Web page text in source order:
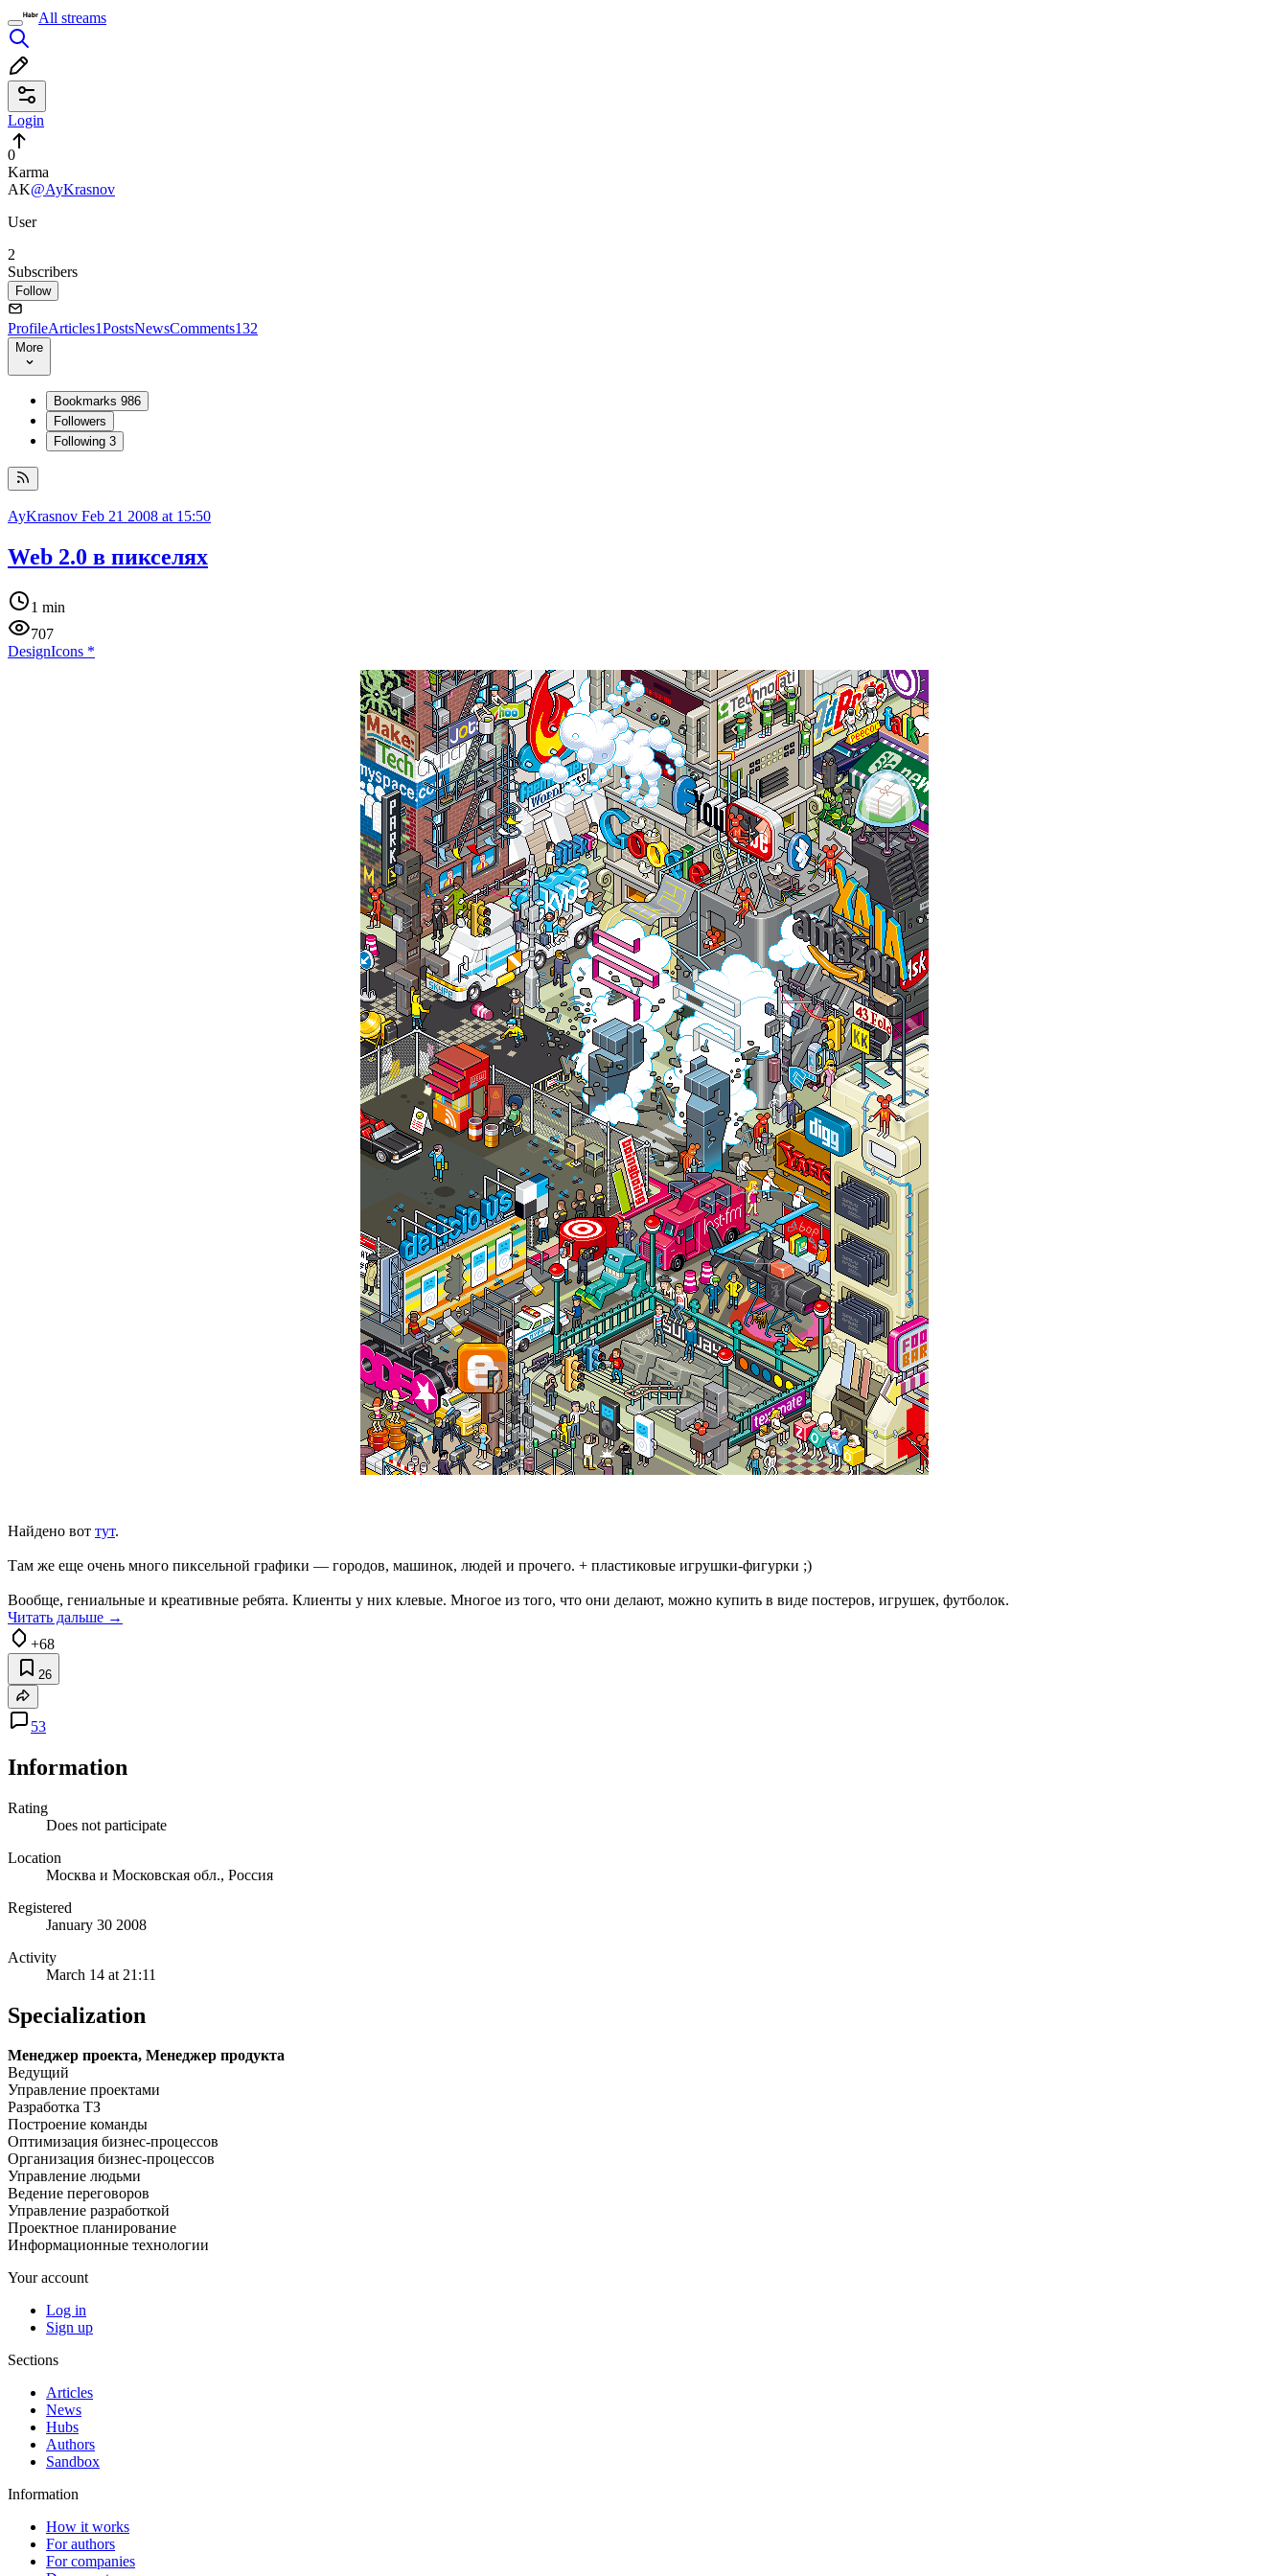
All streams
Login
0
Karma
AK@AyKrasnov
User
2
Subscribers
Follow
ProfileArticles1PostsNewsComments132
More
Bookmarks 986
Followers
Following 3
AyKrasnov Feb 21 2008 at 15:50
Web 2.0 в пикселях
1 min
707
DesignIcons *
Найдено вот тут.
Там же еще очень много пиксельной графики — городов, машинок, людей и прочего. + пластиковые игрушки-фигурки ;)
Вообще, гениальные и креативные ребята. Клиенты у них клевые. Многое из того, что они делают, можно купить в виде постеров, игрушек, футболок.
Читать дальше →
+68
26
53
Information
Rating
Does not participate
Location
Москва и Московская обл., Россия
Registered
January 30 2008
Activity
March 14 at 21:11
Specialization
Менеджер проекта, Менеджер продукта
Ведущий
Управление проектами
Разработка ТЗ
Построение команды
Оптимизация бизнес-процессов
Организация бизнес-процессов
Управление людьми
Ведение переговоров
Управление разработкой
Проектное планирование
Информационные технологии
Your account
Log in
Sign up
Sections
Articles
News
Hubs
Authors
Sandbox
Information
How it works
For authors
For companies